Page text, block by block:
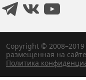
Copyright © 2008–2019
размещённая на
Политика